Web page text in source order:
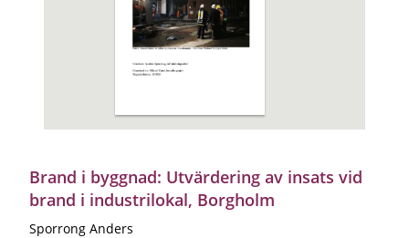
Brand i byggnad: Utvärdering av insats vid
brand i industrilokal, Borgholm
Sporrong Anders